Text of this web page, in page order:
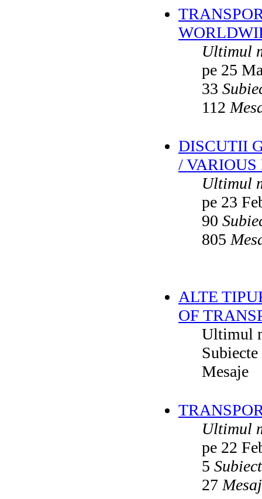
Ultimul
pe 25
33
112
DISCUTII
/ VARIOUS
Ultimul
pe 23
90
805
ALTE
OF
Ultimul
Subiecte
Mesaje
Ultimul
pe 22
5
27